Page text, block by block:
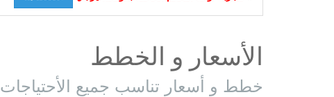
الأسعار و الخطط
خطط و أسعار تناسب جميع الأحتياجات